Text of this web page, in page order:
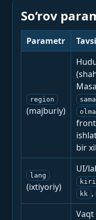
So‘rov
Parametr
region
(majburiy)
bir
lang
(ixtiyoriy)
UI/
kk ,
Vaqt